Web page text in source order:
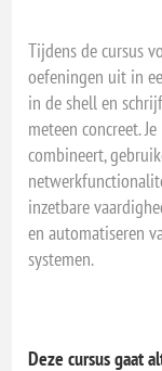
Tijdens de cursus
oefeningen uit in
in de shell en
meteen concreet.
combineert,
inzetbare
en automatiseren
systemen.
Deze cursus gaat